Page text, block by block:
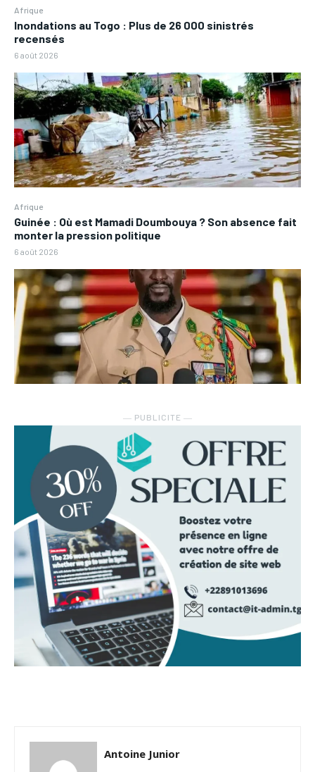
Afrique
Inondations au Togo : Plus de 26 000 sinistrés
recensés
6 août 2026
Afrique
Guinée : Où est Mamadi Doumbouya ? Son absence fait
monter la pression politique
6 août 2026
― PUBLICITE ―
Antoine Junior